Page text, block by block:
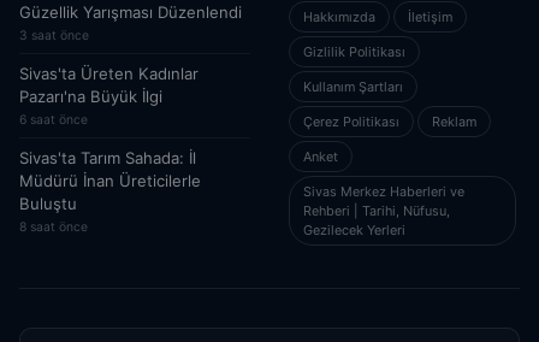
Güzellik Yarışması Düzenlendi
3 saat önce
Sivas'ta Üreten Kadınlar
Pazarı'na Büyük İlgi
6 saat önce
Sivas'ta Tarım Sahada: İl
Müdürü İnan Üreticilerle
Buluştu
8 saat önce
Hakkımızda İletişim
Gizlilik Politikası
Kullanım Şartları
Çerez Politikası Reklam
Anket
Sivas Merkez Haberleri ve
Rehberi | Tarihi, Nüfusu,
Gezilecek Yerleri